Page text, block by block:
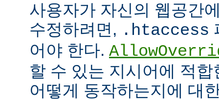
사용자가 자신의 웹공간
수정하려면, .htaccess
어야 한다.
할 수 있는 지시어에 적
어떻게 동작하는지에 대